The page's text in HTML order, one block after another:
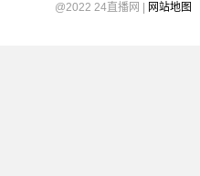
@2022 24直播网 | 网站地图